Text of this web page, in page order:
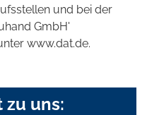
und bei der
GmbH'
www.dat.de.
zu uns: